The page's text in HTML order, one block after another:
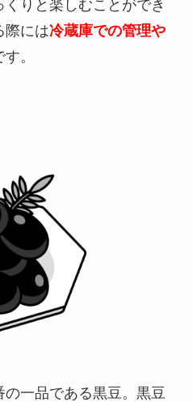
りと楽しむことができ
際には冷蔵庫での管理や
す。
一品である黒豆。黒豆